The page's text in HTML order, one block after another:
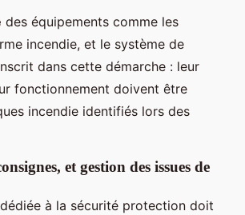
des équipements comme les
incendie, et le système de
dans cette démarche : leur
fonctionnement doivent être
incendie identifiés lors des
et gestion des issues de
à la sécurité protection doit